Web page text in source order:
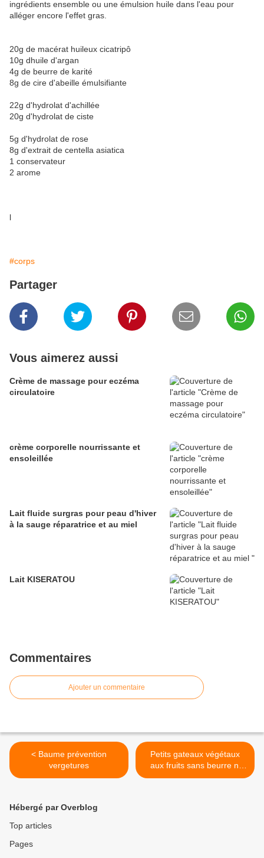
ingrédients ensemble ou une émulsion huile dans l'eau pour
alléger encore l'effet gras.
20g de macérat huileux cicatripô
10g dhuile d'argan
4g de beurre de karité
8g de cire d'abeille émulsifiante
22g d'hydrolat d'achillée
20g d'hydrolat de ciste
5g d'hydrolat de rose
8g d'extrait de centella asiatica
1 conservateur
2 arome
l
#corps
Partager
Vous aimerez aussi
Crème de massage pour eczéma
circulatoire
crème corporelle nourrissante et
ensoleillée
Lait fluide surgras pour peau d'hiver
à la sauge réparatrice et au miel
Lait KISERATOU
Commentaires
Ajouter un commentaire
< Baume prévention
vergetures
Petits gateaux végétaux
aux fruits sans beurre ni
oeufs >
Hébergé par Overblog
Top articles
Pages